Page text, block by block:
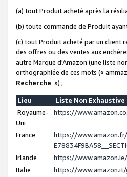
(a) tout Produit acheté après la
(b) toute commande de Produit
(c) tout Produit acheté par un client
des offres ou des ventes aux
autre Marque d'Amazon (une liste
orthographiée de ces mots («
Recherche ») ;
Lieu
Liste Non Exhaustive
Royaume-
Uni
https://
France
https://
Irlande
https://
Italie
https://